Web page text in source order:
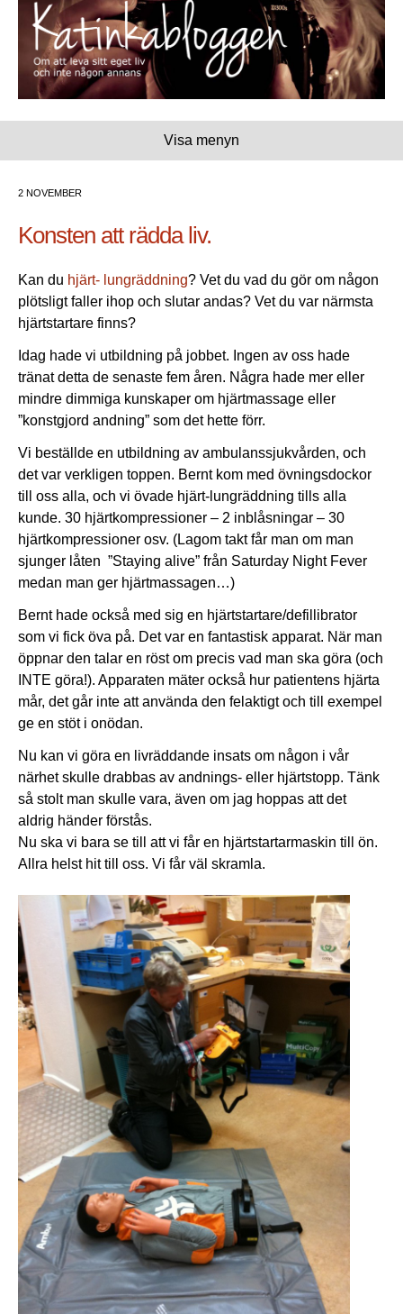
Visa menyn
2 NOVEMBER
Konsten att rädda liv.
Kan du hjärt- lungräddning? Vet du vad du gör om någon
plötsligt faller ihop och slutar andas? Vet du var närmsta
hjärtstartare finns?
Idag hade vi utbildning på jobbet. Ingen av oss hade
tränat detta de senaste fem åren. Några hade mer eller
mindre dimmiga kunskaper om hjärtmassage eller
”konstgjord andning” som det hette förr.
Vi beställde en utbildning av ambulanssjukvården, och
det var verkligen toppen. Bernt kom med övningsdockor
till oss alla, och vi övade hjärt-lungräddning tills alla
kunde. 30 hjärtkompressioner – 2 inblåsningar – 30
hjärtkompressioner osv. (Lagom takt får man om man
sjunger låten ”Staying alive” från Saturday Night Fever
medan man ger hjärtmassagen…)
Bernt hade också med sig en hjärtstartare/defillibrator
som vi fick öva på. Det var en fantastisk apparat. När man
öppnar den talar en röst om precis vad man ska göra (och
INTE göra!). Apparaten mäter också hur patientens hjärta
mår, det går inte att använda den felaktigt och till exempel
ge en stöt i onödan.
Nu kan vi göra en livräddande insats om någon i vår
närhet skulle drabbas av andnings- eller hjärtstopp. Tänk
så stolt man skulle vara, även om jag hoppas att det
aldrig händer förstås.
Nu ska vi bara se till att vi får en hjärtstartarmaskin till ön.
Allra helst hit till oss. Vi får väl skramla.